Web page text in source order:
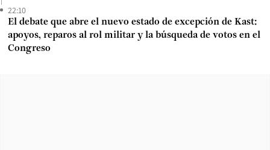
22:10
El debate que abre el nuevo estado de excepción de Kast:
apoyos, reparos al rol militar y la búsqueda de votos en el
Congreso